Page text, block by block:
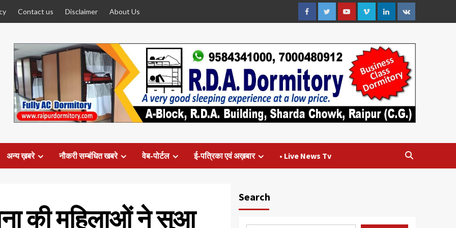
Contact us Disclaimer About Us
FacebookTwitterYoutubeVimeoLinkedin
VK
अन्य ख़बरे नौकरी सम्बंधित खबरे वेब-पोर्टल ई-पत्रिका एवं अख़बार • Live News Tv
की महिलाओं ने सुआ
Search